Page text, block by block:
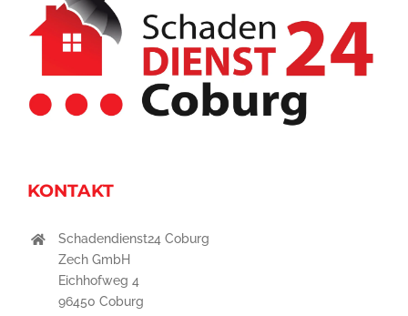
KONTAKT
Schadendienst24 Coburg
Zech GmbH
Eichhofweg 4
96450 Coburg